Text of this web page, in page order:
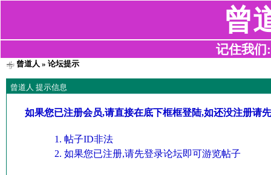
曾
记住我们
曾道人 » 论坛提示
曾道人 提示信息
如果您已注册会员,请直接在底下框框登陆,如还没注册请
帖子ID非法
如果您已注册,请先登录论坛即可游览帖子